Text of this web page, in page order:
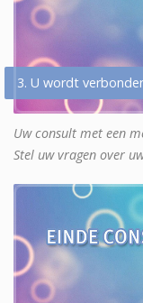
3. U wordt
Uw consult met een
Stel uw vragen over